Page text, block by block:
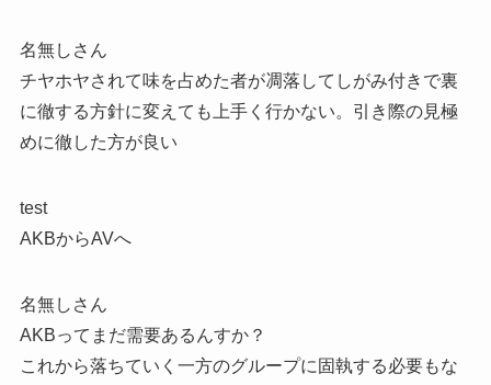
名無しさん
チヤホヤされて味を占めた者が凋落してしがみ付きで裏
に徹する方針に変えても上手く行かない。引き際の見極
めに徹した方が良い
test
AKBからAVへ
名無しさん
AKBってまだ需要あるんすか？
これから落ちていく一方のグループに固執する必要もな